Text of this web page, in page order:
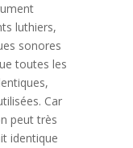
luthiers,
sonores
toutes les
Car
peut très
identique